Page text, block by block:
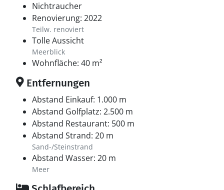
Nichtraucher
Renovierung: 2022
Teilw. renoviert
Tolle Aussicht
Meerblick
Wohnfläche: 40 m²
Entfernungen
Abstand Einkauf: 1.000 m
Abstand Golfplatz: 2.500 m
Abstand Restaurant: 500 m
Abstand Strand: 20 m
Sand-/Steinstrand
Abstand Wasser: 20 m
Meer